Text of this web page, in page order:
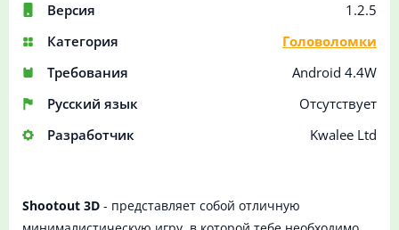
Версия
1.2.5
Категория
Головоломки
Требования
Android 4.4W
Русский язык
Отсутствует
Разработчик
Kwalee Ltd
Shootout 3D - представляет собой отличную